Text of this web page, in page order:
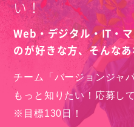
い！
Web・デジタル・IT・
のが好きな方、そんな
チーム「バージョンジャ
もっと知りたい！応募し
※目標130日！